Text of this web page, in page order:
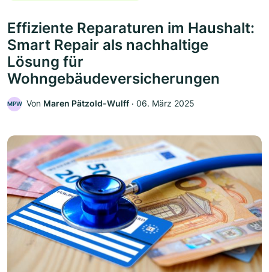
Effiziente Reparaturen im Haushalt:
Smart Repair als nachhaltige
Lösung für
Wohngebäudeversicherungen
MPW Von Maren Pätzold-Wulff ‧ 06. März 2025